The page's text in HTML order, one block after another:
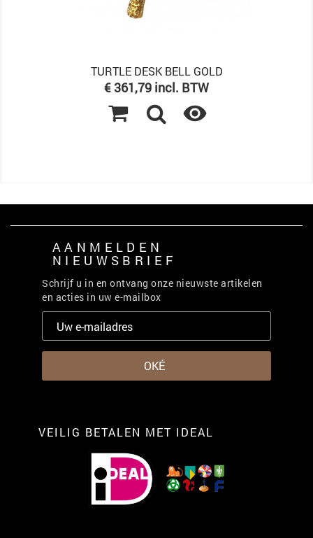
TURTLE DESK BELL GOLD
Prijs
€ 361,79 incl. BTW

AANMELDEN
NIEUWSBRIEF
Schrijf u in en ontvang onze nieuwste artikelen
en acties in uw e-mailbox
VEILIG BETALEN MET IDEAL